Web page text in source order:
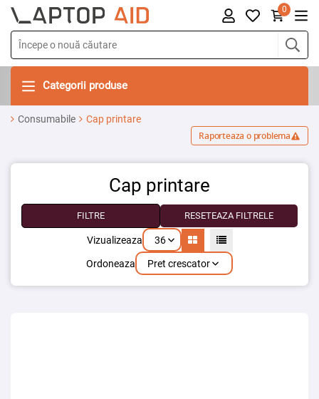
0
Categorii produse
Consumabile Cap printare
Raporteaza o problema
Cap printare
FILTRE RESETEAZA FILTRELE
Vizualizeaza 36
Ordoneaza Pret crescator